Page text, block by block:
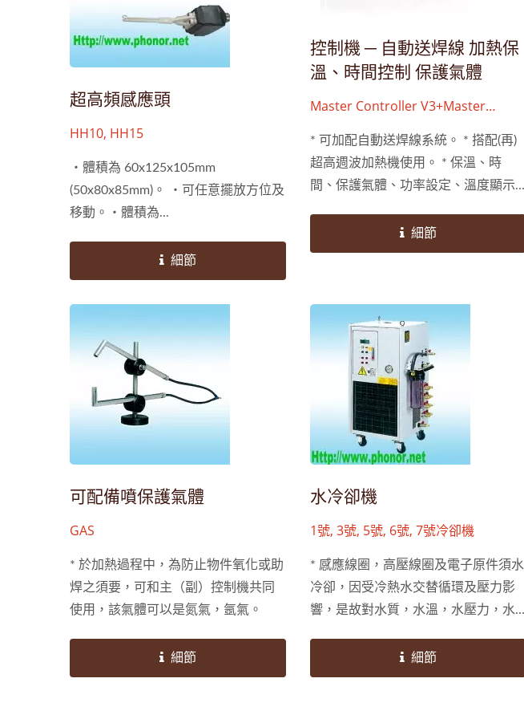
超高頻感應頭
HH10, HH15
‧體積為 60x125x105mm
(50x80x85mm)。 ‧可任意擺放方位及
移動。‧體積為...
細節
控制機 ─ 自動送焊線 加熱保
溫、時間控制 保護氣體
Master Controller V3+Master
* 可加配自動送焊線系統。 * 搭配(再)
超高週波加熱機使用。 * 保溫、時
間、保護氣體、功率設定、溫度顯示
細節
可配備噴保護氣體
GAS
* 於加熱過程中，為防止物件氧化或助
焊之須要，可和主（副）控制機共同
使用，該氣體可以是氮氣，氬氣。
細節
水冷卻機
1號, 3號, 5號, 6號, 7號冷卻機
* 感應線圈，高壓線圈及電子原件須水
冷卻，因受冷熱水交替循環及壓力影
響，是故對水質，水溫，水壓力，水
長效使用，低於室溫之冷凍水易產生
冷露現象,...
細節